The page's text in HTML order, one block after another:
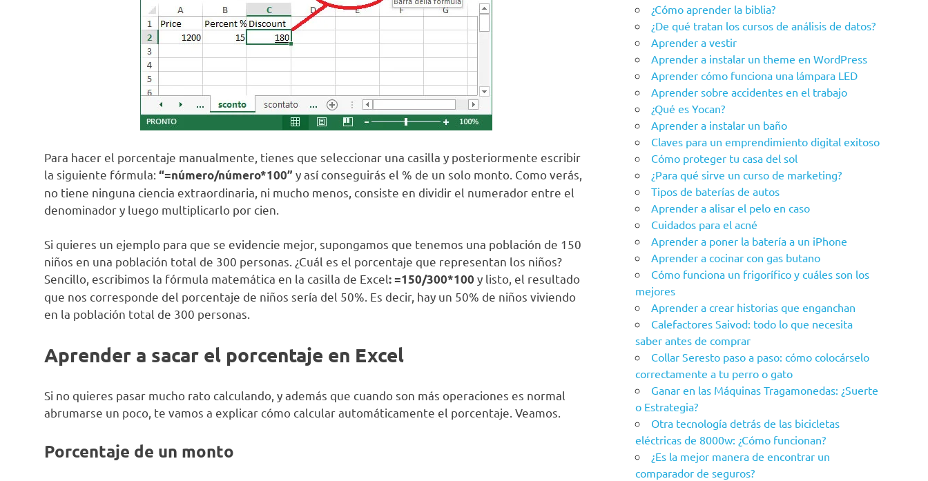
Para hacer el porcentaje manualmente, tienes que seleccionar una casilla y posteriormente escribir
la siguiente fórmula: “=número/número*100” y así conseguirás el % de un solo monto. Como verás,
no tiene ninguna ciencia extraordinaria, ni mucho menos, consiste en dividir el numerador entre el
denominador y luego multiplicarlo por cien.
Si quieres un ejemplo para que se evidencie mejor, supongamos que tenemos una población de 150
niños en una población total de 300 personas. ¿Cuál es el porcentaje que representan los niños?
Sencillo, escribimos la fórmula matemática en la casilla de Excel: =150/300*100 y listo, el resultado
que nos corresponde del porcentaje de niños sería del 50%. Es decir, hay un 50% de niños viviendo
en la población total de 300 personas.
Aprender a sacar el porcentaje en Excel
Si no quieres pasar mucho rato calculando, y además que cuando son más operaciones es normal
abrumarse un poco, te vamos a explicar cómo calcular automáticamente el porcentaje. Veamos.
Porcentaje de un monto
¿Cómo aprender la biblia?
¿De qué tratan los cursos de análisis de datos?
Aprender a vestir
Aprender a instalar un theme en WordPress
Aprender cómo funciona una lámpara LED
Aprender sobre accidentes en el trabajo
¿Qué es Yocan?
Aprender a instalar un baño
Claves para un emprendimiento digital exitoso
Cómo proteger tu casa del sol
¿Para qué sirve un curso de marketing?
Tipos de baterías de autos
Aprender a alisar el pelo en caso
Cuidados para el acné
Aprender a poner la batería a un iPhone
Aprender a cocinar con gas butano
Cómo funciona un frigorífico y cuáles son los
mejores
Aprender a crear historias que enganchan
Calefactores Saivod: todo lo que necesita
saber antes de comprar
Collar Seresto paso a paso: cómo colocárselo
correctamente a tu perro o gato
Ganar en las Máquinas Tragamonedas: ¿Suerte
o Estrategia?
Otra tecnología detrás de las bicicletas
eléctricas de 8000w: ¿Cómo funcionan?
¿Es la mejor manera de encontrar un
comparador de seguros?